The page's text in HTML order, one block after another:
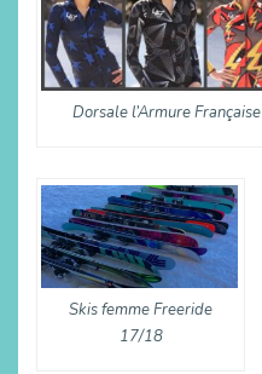
Dorsale l’Armure Française
Skis femme Freeride
17/18